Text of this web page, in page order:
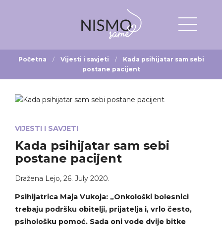
Početna Vijesti i savjeti
Kada psihijatar sam sebi
postane pacijent
VIJESTI I SAVJETI
Kada psihijatar sam sebi
postane pacijent
Dražena Lejo, 26. July 2020.
Psihijatrica Maja Vukoja: „Onkološki bolesnici
trebaju podršku obitelji, prijatelja i, vrlo često,
psihološku pomoć. Sada oni vode dvije bitke